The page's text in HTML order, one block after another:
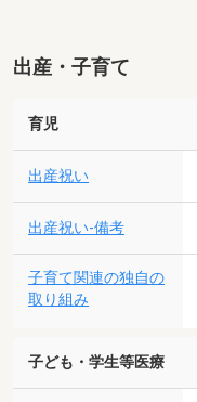
出産・子育て
育児
出産祝い
出産祝い-備考
子育て関連の独自の
取り組み
子ども・学生等医療